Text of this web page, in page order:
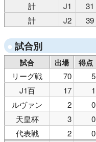
計
J1 31
計
J2 39
試合別
試合 出場 得点
リーグ戦 70 5
J1百
17 1
ルヴァン
2 0
天皇杯
3 0
代表戦
2 0